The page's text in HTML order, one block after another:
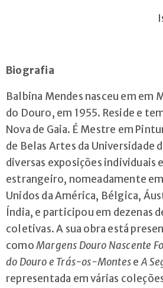
Biografia
Balbina Mendes nasceu em em
do Douro, em 1955. Reside e
Nova de Gaia. É Mestre em
de Belas Artes da Universidade
diversas exposições individuais
estrangeiro, nomeadamente em
Unidos da América, Bélgica,
Índia, e participou em dezenas
coletivas. A sua obra está
comoMargens Douro Nascente
do Douro e Trás-os-MonteseA
representada em várias